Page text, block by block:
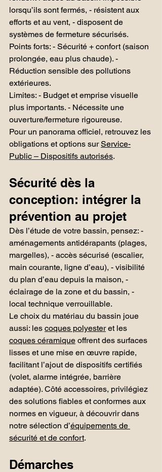
lorsqu’ils sont fermés, - résistent aux
efforts et au vent, - disposent de
systèmes de fermeture sécurisés.
Points forts: - Sécurité + confort (saison
prolongée, eau plus chaude). -
Réduction sensible des pollutions
extérieures.
Limites: - Budget et emprise visuelle
plus importants. - Nécessite une
ouverture/fermeture rigoureuse.
Pour un panorama officiel, retrouvez les
obligations et options sur Service-
Public – Dispositifs autorisés.
Sécurité dès la
conception: intégrer la
prévention au projet
Dès l’étude de votre bassin, pensez: -
aménagements antidérapants (plages,
margelles), - accès sécurisé (escalier,
main courante, ligne d’eau), - visibilité
du plan d’eau depuis la maison, -
éclairage de la zone et du bassin, -
local technique verrouillable.
Le choix du matériau du bassin joue
aussi: les coques polyester et les
coques céramique offrent des surfaces
lisses et une mise en œuvre rapide,
facilitant l’ajout de dispositifs certifiés
(volet, alarme intégrée, barrière
adaptée). Côté accessoires, privilégiez
des solutions fiables et conformes aux
normes en vigueur, à découvrir dans
notre sélection d’équipements de
sécurité et de confort.
Démarches